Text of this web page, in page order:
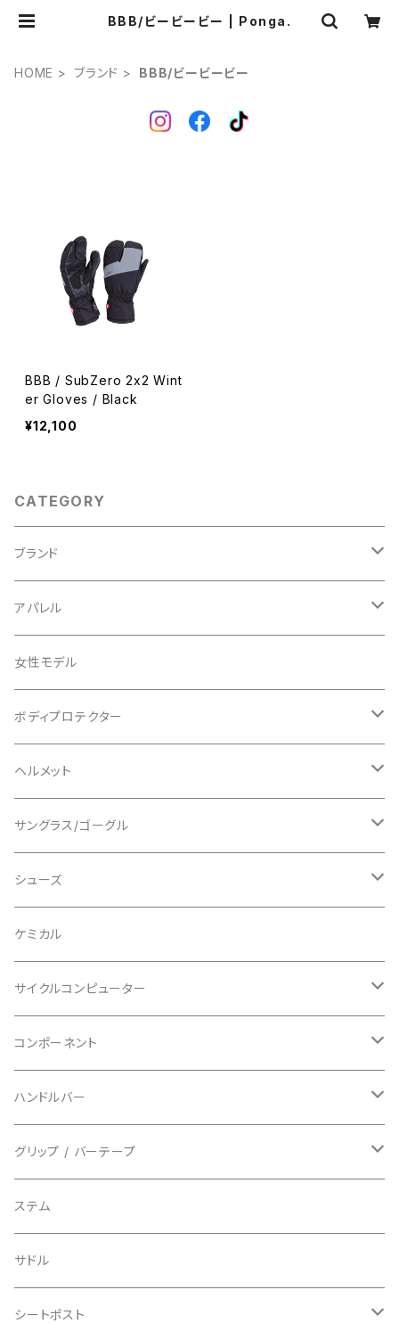
BBB/ビービービー | Ponga.
HOME ブランド BBB/ビービービー
BBB / SubZero 2x2 Wint
er Gloves / Black
¥12,100
CATEGORY
ブランド
ABUS/アブス
ADEPT/アデプト
AENOMALY/アエノマリー
ALL MOUNTAIN STYLE
AVID/アヴィド
BAR MITTS/バーミッツ
BAZOOKA/バズーカ
BBB/ビービービー
BELL/ベル
BIKEHAND/バイクハンド
BIO RACER/ビオレーサー
BIKEYOKE/バイクヨーク
BLACKBURN/ブラックバーン
BLB/ビーエルビー
アパレル
Tシャツ
ジャージ
ロングスリーブ
ショートスリーブ
ジャケット
ショーツ
ビブタイプ
パンツ / タイツ
上下セット
グローブ
指切り
フルフィンガー
ソックス
シューズカバー
キャップ
その他
女性モデル
ボディプロテクター
エルボー/肘
ニー/膝
その他
ヘルメット
ロード
マウンテンバイク
フルフェイス
キッズ
サングラス/ゴーグル
アクセサリー
シューズ
ロード
グラベル
マウンテンバイク
フラットペダル用
ビンディングペダル用
インソール
ケミカル
サイクルコンピューター
ヘッドユニット
センサー
アクセサリー
コンポーネント
カセットスプロケット
シフターマウント
ステムスペーサー
ケーブル類
チェーンガイド／キャッチャー
ハンドルバー
ドロップハンドル
フラット/ライザーバー
グリップ / バーテープ
グリップ
バーテープ
グリップカラー / バーエンドキャップ
ステム
サドル
シートポスト